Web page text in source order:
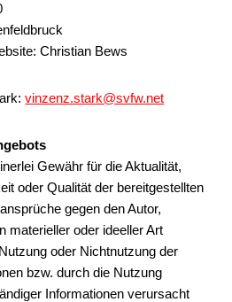
Christian Bews
vinzenz.stark@svfw.net
Gewähr für die Aktualität,
oder Qualität der bereitgestellten
gegen den Autor,
materieller oder ideeller Art
oder Nichtnutzung der
bzw. durch die Nutzung
Informationen verursacht